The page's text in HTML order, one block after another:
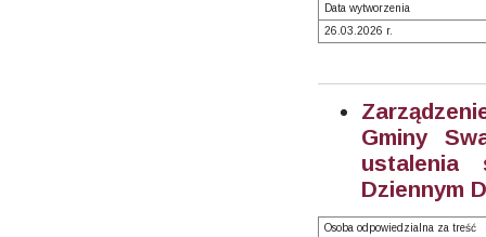
Data wytworzenia
26.03.2026 r.
Gminy
ustalenia
Dziennym
Osoba odpowiedzialna za treść